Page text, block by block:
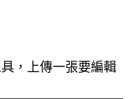
，上傳一張要編輯